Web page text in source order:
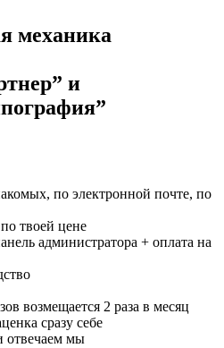
механика
и
по электронной почте, по
твоей цене
администратора + оплата на
возмещается 2 раза в месяц
сразу себе
отвечаем мы